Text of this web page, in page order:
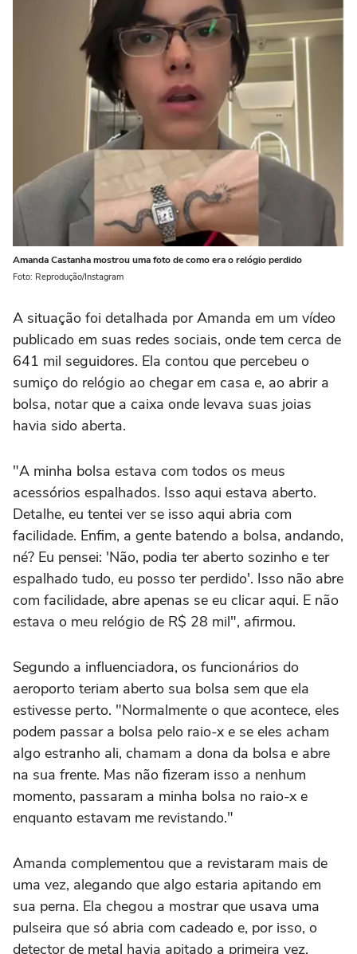
Amanda Castanha mostrou uma foto de como era o relógio perdido
Foto: Reprodução/Instagram
A situação foi detalhada por Amanda em um vídeo
publicado em suas redes sociais, onde tem cerca de
641 mil seguidores. Ela contou que percebeu o
sumiço do relógio ao chegar em casa e, ao abrir a
bolsa, notar que a caixa onde levava suas joias
havia sido aberta.
"A minha bolsa estava com todos os meus
acessórios espalhados. Isso aqui estava aberto.
Detalhe, eu tentei ver se isso aqui abria com
facilidade. Enfim, a gente batendo a bolsa, andando,
né? Eu pensei: 'Não, podia ter aberto sozinho e ter
espalhado tudo, eu posso ter perdido'. Isso não abre
com facilidade, abre apenas se eu clicar aqui. E não
estava o meu relógio de R$ 28 mil", afirmou.
Segundo a influenciadora, os funcionários do
aeroporto teriam aberto sua bolsa sem que ela
estivesse perto. "Normalmente o que acontece, eles
podem passar a bolsa pelo raio-x e se eles acham
algo estranho ali, chamam a dona da bolsa e abre
na sua frente. Mas não fizeram isso a nenhum
momento, passaram a minha bolsa no raio-x e
enquanto estavam me revistando."
Amanda complementou que a revistaram mais de
uma vez, alegando que algo estaria apitando em
sua perna. Ela chegou a mostrar que usava uma
pulseira que só abria com cadeado e, por isso, o
detector de metal havia apitado a primeira vez.